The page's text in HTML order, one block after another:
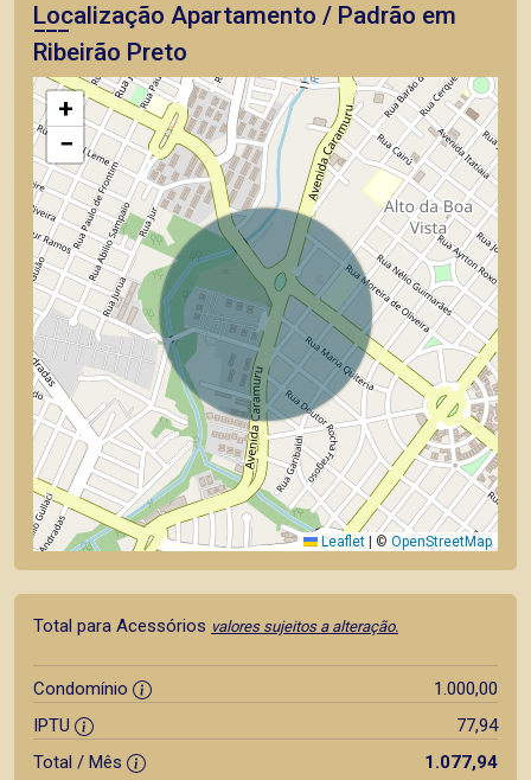
Localização Apartamento / Padrão em
Ribeirão Preto
+
−
Leaflet © OpenStreetMap
Total para Acessórios valores sujeitos a alteração.
Condomínio
1.000,00
IPTU
77,94
Total / Mês
1.077,94